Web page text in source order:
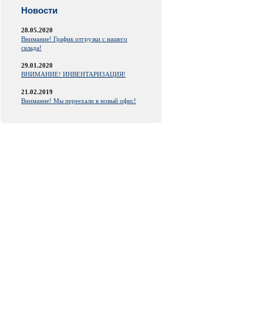
Новости
28.05.2020
Внимание! График отгрузки с нашего
склада!
29.01.2020
ВНИМАНИЕ! ИНВЕНТАРИЗАЦИЯ!
21.02.2019
Внимание! Мы переехали в новый офис!